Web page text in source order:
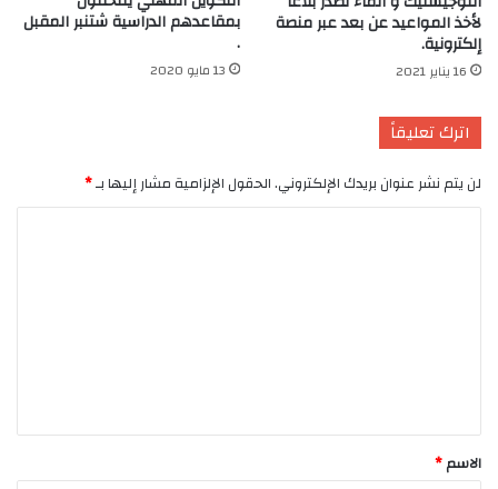
لأخذ المواعيد عن بعد عبر منصة
إلكترونية.
16 يناير 2021
بمقاعدهم الدراسية شتنبر المقبل
.
13 مايو 2020
اترك تعليقاً
لن يتم نشر عنوان بريدك الإلكتروني.الحقول الإلزامية مشار إليها بـ*
*
الاسم*